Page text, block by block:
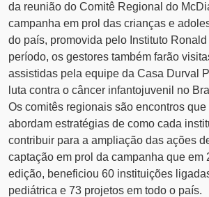
da reunião do Comitê Regional do
campanha em prol das crianças e
do país, promovida pelo Instituto
período, os gestores também farão
assistidas pela equipe da Casa Durval
luta contra o câncer infantojuvenil no
Os comitês regionais são encontros
abordam estratégias de como cada
contribuir para a ampliação das ações
captação em prol da campanha que em
edição, beneficiou 60 instituições
pediátrica e 73 projetos em todo o país.